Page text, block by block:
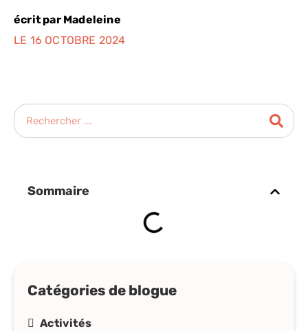
écrit par Madeleine
LE 16 OCTOBRE 2024
Sommaire
Catégories de blogue
Activités